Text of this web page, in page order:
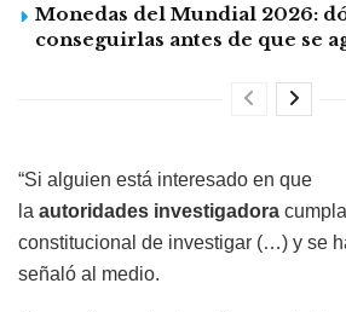
Monedas del Mundial 2026:
conseguirlas antes de que se
“Si alguien está interesado en que
la autoridades investigadora
constitucional de investigar (…) y se
señaló al medio.